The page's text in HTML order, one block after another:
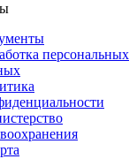
персональных